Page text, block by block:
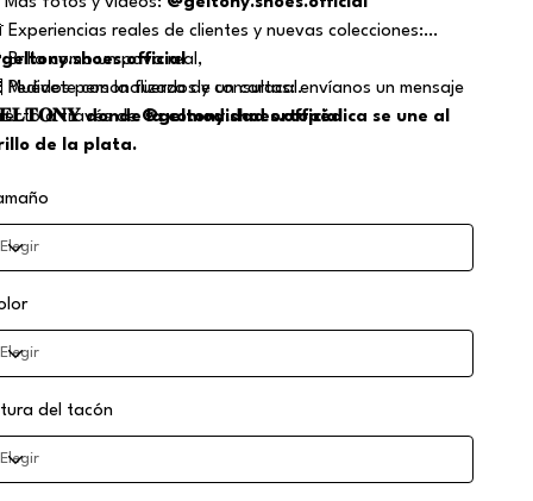
Experiencias reales de clientes y nuevas colecciones:
Pedidos personalizados y consultas: envíanos un mensaje
a través de@geltony.shoes.official
Brilla como un pavo real,
Muévete con la fuerza de un caracal.
donde la comodidad ortopédica se une al
de la plata.
del tacón